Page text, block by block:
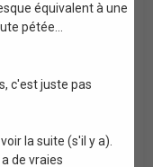
équivalent à une
pétée...
c'est juste pas
la suite (s'il y a).
de vraies